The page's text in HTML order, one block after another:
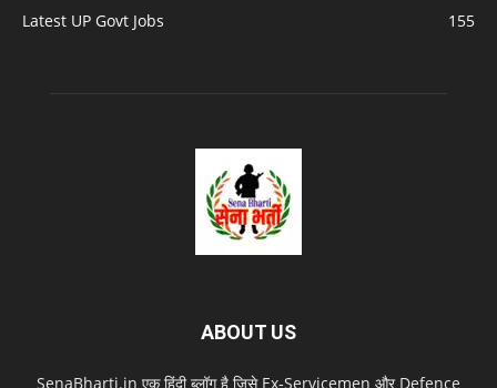
Latest UP Govt Jobs
155
ABOUT US
SenaBharti.in एक हिंदी ब्लॉग है जिसे Ex‑Servicemen और Defence